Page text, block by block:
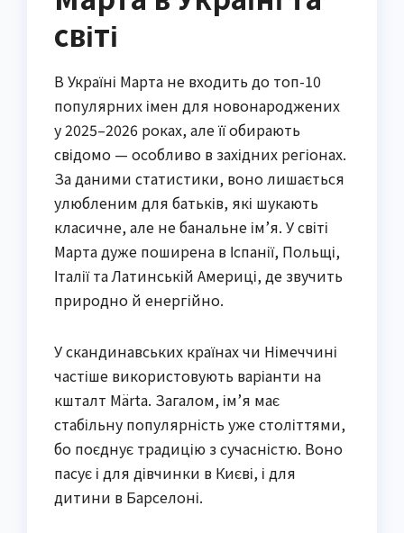
світі
В Україні Марта не входить до топ-10
популярних імен для новонароджених
у 2025–2026 роках, але її обирають
свідомо — особливо в західних регіонах.
За даними статистики, воно лишається
улюбленим для батьків, які шукають
класичне, але не банальне ім’я. У світі
Марта дуже поширена в Іспанії, Польщі,
Італії та Латинській Америці, де звучить
природно й енергійно.
У скандинавських країнах чи Німеччині
частіше використовують варіанти на
кшталт Märta. Загалом, ім’я має
стабільну популярність уже століттями,
бо поєднує традицію з сучасністю. Воно
пасує і для дівчинки в Києві, і для
дитини в Барселоні.